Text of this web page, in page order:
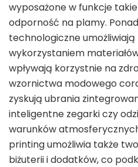
wyposażone w funkcje
odporność na plamy.
technologiczne umożliwiają
wykorzystaniem
wpływają korzystnie na
wzornictwa modowego
zyskują ubrania
inteligentne zegarki czy
warunków
printing umożliwia także
biżuterii i dodatków, co